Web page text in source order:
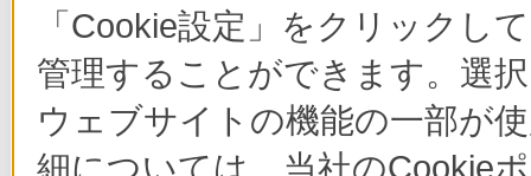
「Cookie設定」をクリックし
管理することができます。選
ウェブサイトの機能の一部が
細については、当社のCookie